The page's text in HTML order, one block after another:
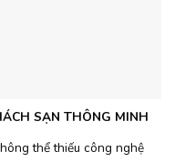
SẠN THÔNG MINH
thể thiếu công nghệ